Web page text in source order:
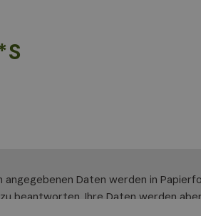
Daten werden in
beantworten. Ihre Daten werden